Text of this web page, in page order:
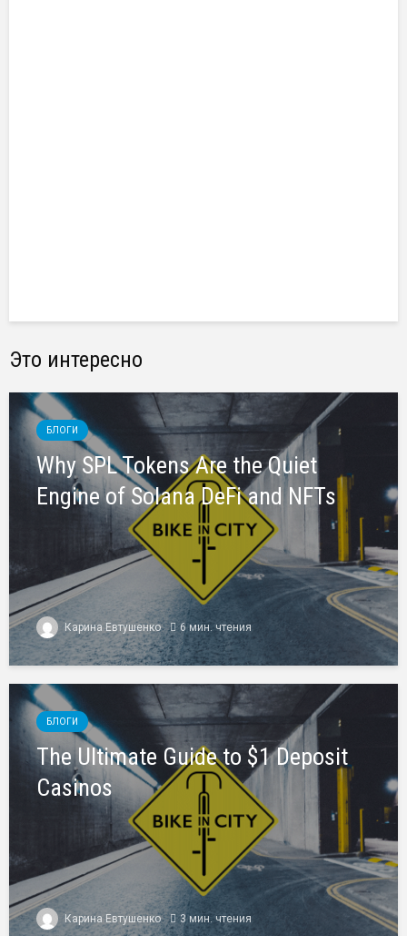
Это интересно
БЛОГИ
Why SPL Tokens Are the Quiet
Engine of Solana DeFi and NFTs
Карина Евтушенко 6 мин. чтения
БЛОГИ
The Ultimate Guide to $1 Deposit
Casinos
Карина Евтушенко 3 мин. чтения